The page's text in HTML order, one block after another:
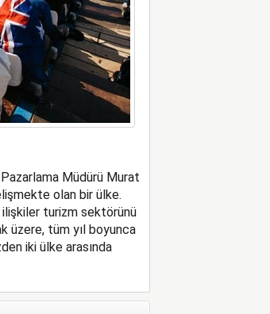
Müdürü Murat
olan bir ülke.
turizm sektörünü
üzere, tüm yıl boyunca
iki ülke arasında